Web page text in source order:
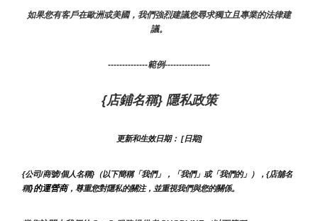
如果您有客戶在歐洲或美國，我們強烈建議您尋求獨立且專業的法律建
議。
--------------範例----------------
{店鋪名稱} 隱私政策
更新和生效日期： [日期]
{公司/商號/個人名稱}（以下簡稱「我們」，「我們」或「我們的」），{店舖名
稱}的運營商，尊重您對隱私的關注，並重視我們與您的關係。